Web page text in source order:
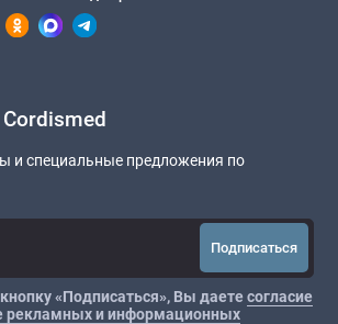
и специальные предложения по
Подписаться
«Подписаться», Вы даетесогласие
рекламных и информационных